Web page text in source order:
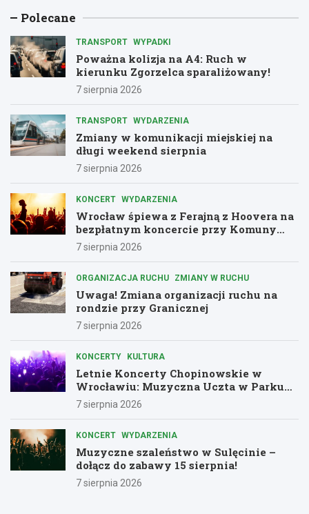
Polecane
TRANSPORT WYPADKI
Poważna kolizja na A4: Ruch w
kierunku Zgorzelca sparaliżowany!
7 sierpnia 2026
TRANSPORT WYDARZENIA
Zmiany w komunikacji miejskiej na
długi weekend sierpnia
7 sierpnia 2026
KONCERT WYDARZENIA
Wrocław śpiewa z Ferajną z Hoovera na
bezpłatnym koncercie przy Komuny
Paryskiej
7 sierpnia 2026
ORGANIZACJA RUCHU ZMIANY W RUCHU
Uwaga! Zmiana organizacji ruchu na
rondzie przy Granicznej
7 sierpnia 2026
KONCERTY KULTURA
Letnie Koncerty Chopinowskie w
Wrocławiu: Muzyczna Uczta w Parku
Południowym!
7 sierpnia 2026
KONCERT WYDARZENIA
Muzyczne szaleństwo w Sulęcinie –
dołącz do zabawy 15 sierpnia!
7 sierpnia 2026